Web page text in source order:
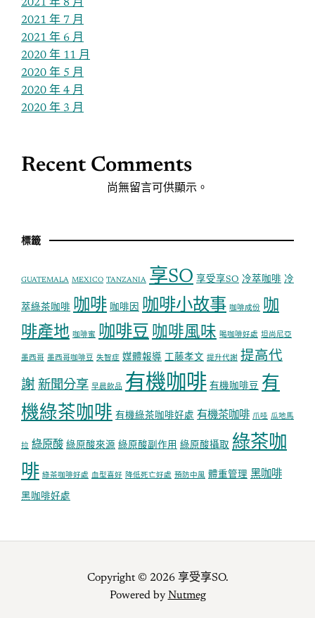
2021 年 8 月
2021 年 7 月
2021 年 6 月
2020 年 11 月
2020 年 5 月
2020 年 4 月
2020 年 3 月
Recent Comments
尚無留言可供顯示。
標籤
GUATEMALA MEXICO TANZANIA 享SO 享受享SO 冷萃咖啡 冷
萃綠茶咖啡 咖啡 咖啡因 咖啡小故事 咖啡成份 咖
啡產地 咖啡蜜 咖啡豆 咖啡風味 喝咖啡好處 坦尚尼亞
墨西哥 墨西哥咖啡豆 失智症 媒體報導 工藤孝文 提升代謝 提高代
謝 新聞分享 早晨飲品 有機咖啡 有機咖啡豆 有
機綠茶咖啡 有機綠茶咖啡好處 有機茶咖啡 爪哇 瓜地馬
拉 綠原酸 綠原酸來源 綠原酸副作用 綠原酸攝取 綠茶咖
啡 綠茶咖啡好處 血型喜好 降低死亡好處 預防中風 體重管理 黑咖啡
黑咖啡好處
Copyright © 2026 享受享SO.
Powered by Nutmeg